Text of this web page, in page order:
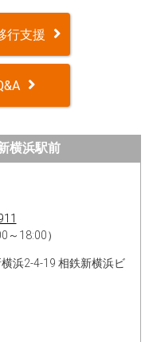
行支援
横浜駅前
18:00）
浜2-4-19 相鉄新横浜ビ